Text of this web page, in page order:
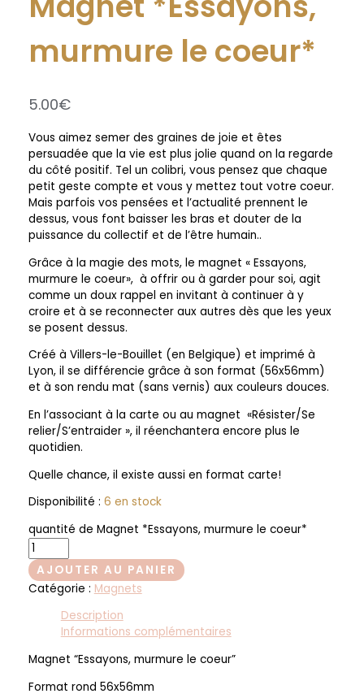
murmure le coeur*
5.00€
Vous aimez semer des graines de joie et êtes
persuadée que la vie est plus jolie quand on la regarde
du côté positif. Tel un colibri, vous pensez que chaque
petit geste compte et vous y mettez tout votre coeur.
Mais parfois vos pensées et l’actualité prennent le
dessus, vous font baisser les bras et douter de la
puissance du collectif et de l’être humain..
Grâce à la magie des mots, le magnet « Essayons,
murmure le coeur», à offrir ou à garder pour soi, agit
comme un doux rappel en invitant à continuer à y
croire et à se reconnecter aux autres dès que les yeux
se posent dessus.
Créé à Villers-le-Bouillet (en Belgique) et imprimé à
Lyon, il se différencie grâce à son format (56x56mm)
et à son rendu mat (sans vernis) aux couleurs douces.
En l’associant à la carte ou au magnet «Résister/Se
relier/S’entraider », il réenchantera encore plus le
quotidien.
Quelle chance, il existe aussi en format carte!
Disponibilité : 6 en stock
quantité de Magnet *Essayons, murmure le coeur*
AJOUTER AU PANIER
Catégorie : Magnets
Description
Informations complémentaires
Magnet “Essayons, murmure le coeur”
Format rond 56x56mm